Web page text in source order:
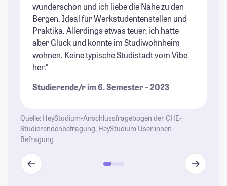
wunderschön und ich liebe die Nähe zu den
Bergen. Ideal für Werkstudentenstellen und
Praktika. Allerdings etwas teuer, ich hatte
aber Glück und konnte im Studiwohnheim
wohnen. Keine typische Studistadt vom Vibe
her."
Studierende/r im 6. Semester – 2023
Quelle: HeyStudium-Anschlussfragebogen der CHE-
Studierendenbefragung, HeyStudium User:innen-
Befragung